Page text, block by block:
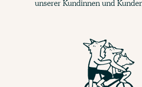
unserer Kundinnen und